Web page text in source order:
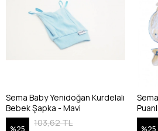
Sema Baby Yenidoğan Kurdelalı
Bebek Şapka - Mavi
%25
103,62 TL
%25